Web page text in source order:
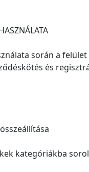
során a felület
és
kategóriákba